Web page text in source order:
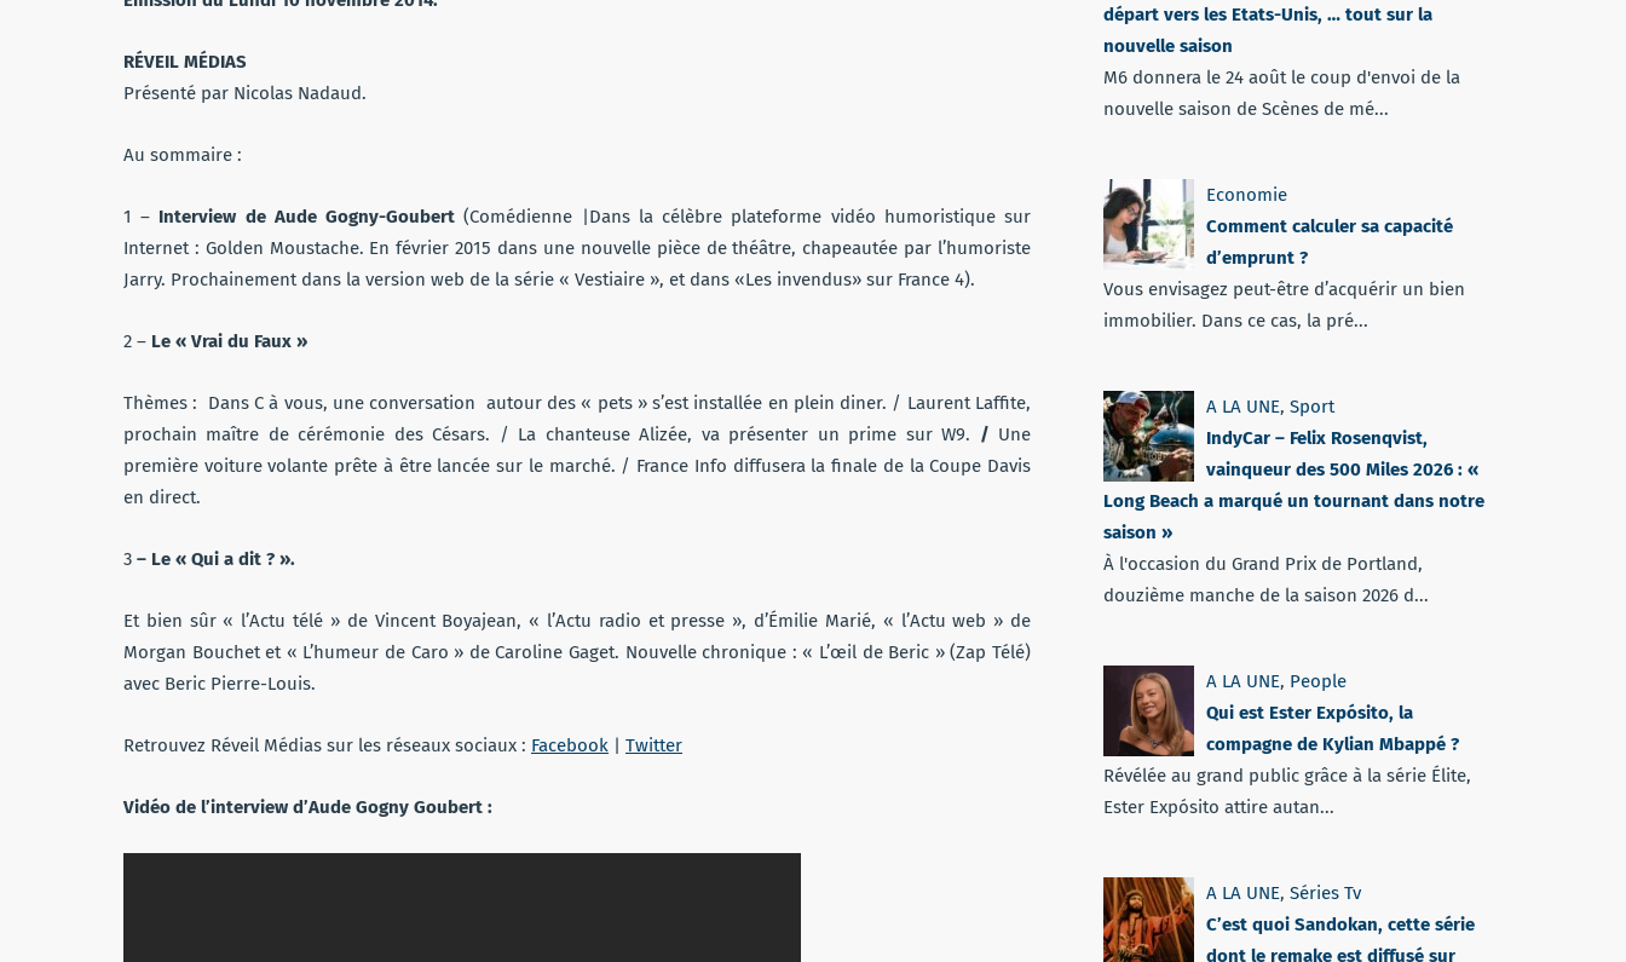
volume.
RÉVEIL MÉDIAS
Présenté par Nicolas Nadaud.
Au sommaire :
1 – Interview de Aude Gogny-Goubert(Comédienne |Dans la célèbre plateforme vidéo humoristique sur
Internet : Golden Moustache. En février 2015 dans une nouvelle pièce de théâtre, chapeautée par l’humoriste
Jarry. Prochainement dans la version web de la série « Vestiaire », et dans «Les invendus» sur France 4).
2 – Le « Vrai du Faux »
Thèmes : Dans C à vous, une conversation autour des « pets » s’est installée en plein diner. / Laurent Laffite,
prochain maître de cérémonie des Césars. / La chanteuse Alizée, va présenter un prime sur W9. / Une
première voiture volante prête à être lancée sur le marché. / France Info diffusera la finale de la Coupe Davis
en direct.
3 – Le « Qui a dit ? ».
Et bien sûr « l’Actu télé » de Vincent Boyajean, « l’Actu radio et presse », d’Émilie Marié, « l’Actu web » de
Morgan Bouchet et « L’humeur de Caro » de Caroline Gaget. Nouvelle chronique : « L’œil de Beric » (Zap Télé)
avec Beric Pierre-Louis.
Retrouvez Réveil Médias sur les réseaux sociaux : Facebook | Twitter
Vidéo de l’interview d’Aude Gogny Goubert :
départ vers les Etats-Unis, … tout sur la
nouvelle saison
M6 donnera le 24 août le coup d'envoi de la
nouvelle saison de Scènes de mé...
Economie
Comment calculer sa capacité
d’emprunt ?
Vous envisagez peut-être d’acquérir un bien
immobilier. Dans ce cas, la pré...
A LA UNE, Sport
IndyCar – Felix Rosenqvist,
vainqueur des 500 Miles 2026 : «
Long Beach a marqué un tournant dans notre
saison »
À l'occasion du Grand Prix de Portland,
douzième manche de la saison 2026 d...
A LA UNE, People
Qui est Ester Expósito, la
compagne de Kylian Mbappé ?
Révélée au grand public grâce à la série Élite,
Ester Expósito attire autan...
A LA UNE, Séries Tv
C’est quoi Sandokan, cette série
dont le remake est diffusé sur